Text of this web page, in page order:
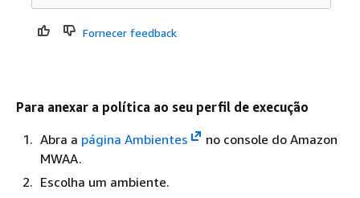
Fornecer feedback
Para anexar a política ao seu perfil de execução
Abra a página Ambientes
no console do Amazon
MWAA.
Escolha um ambiente.